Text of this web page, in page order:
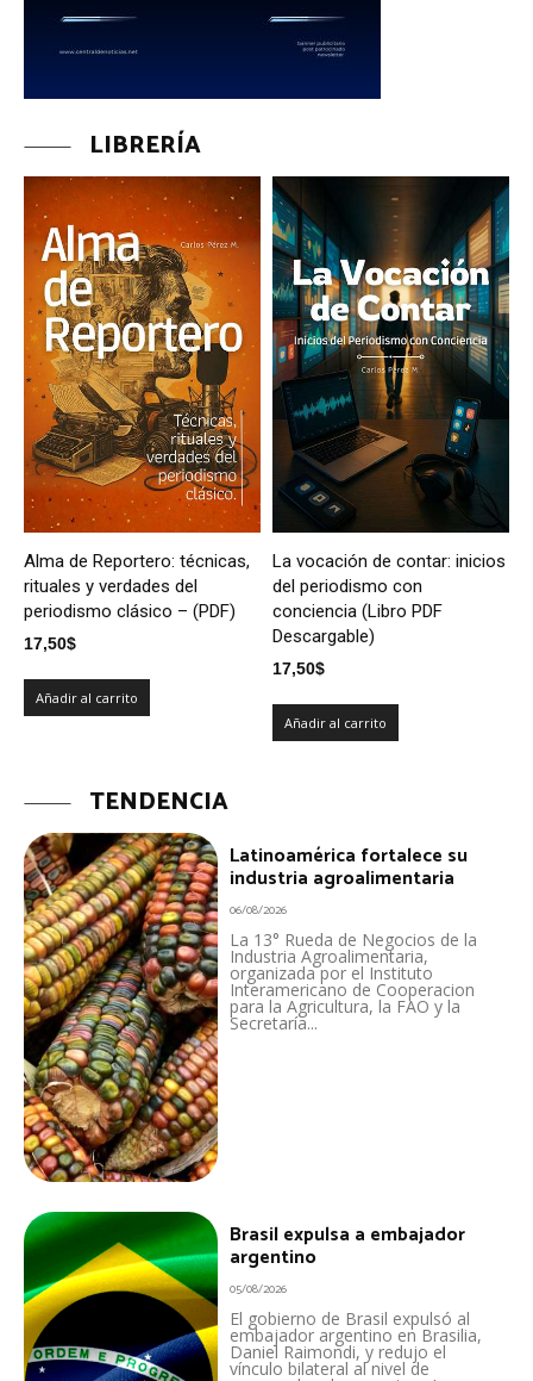
LIBRERÍA
Alma de Reportero: técnicas,
rituales y verdades del
periodismo clásico – (PDF)
17,50$
Añadir al carrito
La vocación de contar: inicios
del periodismo con
conciencia (Libro PDF
Descargable)
17,50$
Añadir al carrito
TENDENCIA
Latinoamérica fortalece su
industria agroalimentaria
06/08/2026
La 13° Rueda de Negocios de la
Industria Agroalimentaria,
organizada por el Instituto
Interamericano de Cooperacion
para la Agricultura, la FAO y la
Secretaría...
Brasil expulsa a embajador
argentino
05/08/2026
El gobierno de Brasil expulsó al
embajador argentino en Brasilia,
Daniel Raimondi, y redujo el
vínculo bilateral al nivel de